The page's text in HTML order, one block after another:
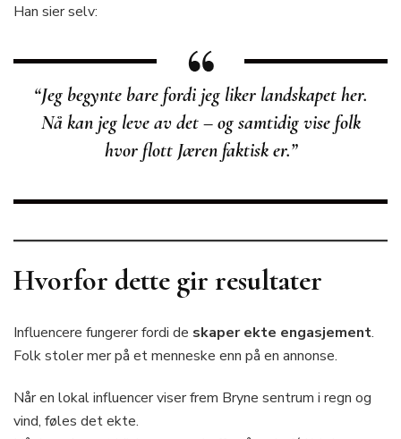
Han sier selv:
“Jeg begynte bare fordi jeg liker landskapet her.
Nå kan jeg leve av det – og samtidig vise folk
hvor flott Jæren faktisk er.”
Hvorfor dette gir resultater
Influencere fungerer fordi de skaper ekte engasjement.
Folk stoler mer på et menneske enn på en annonse.
Når en lokal influencer viser frem Bryne sentrum i regn og
vind, føles det ekte.